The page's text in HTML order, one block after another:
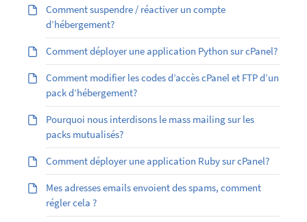
Comment suspendre / réactiver un compte
d’hébergement?
Comment déployer une application Python sur cPanel?
Comment modifier les codes d’accès cPanel et FTP d’un
pack d’hébergement?
Pourquoi nous interdisons le mass mailing sur les
packs mutualisés?
Comment déployer une application Ruby sur cPanel?
Mes adresses emails envoient des spams, comment
régler cela ?